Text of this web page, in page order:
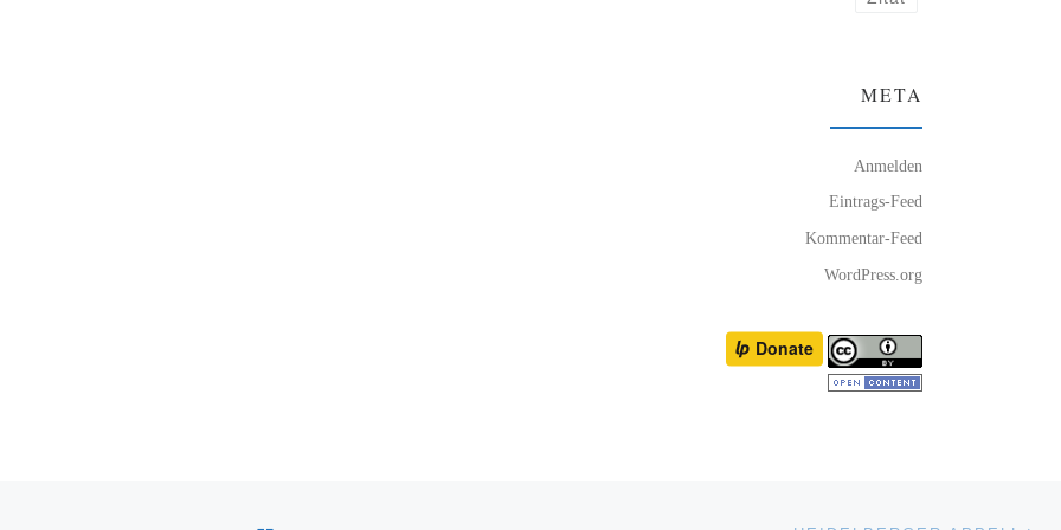
META
Anmelden
Eintrags-Feed
Kommentar-Feed
WordPress.org